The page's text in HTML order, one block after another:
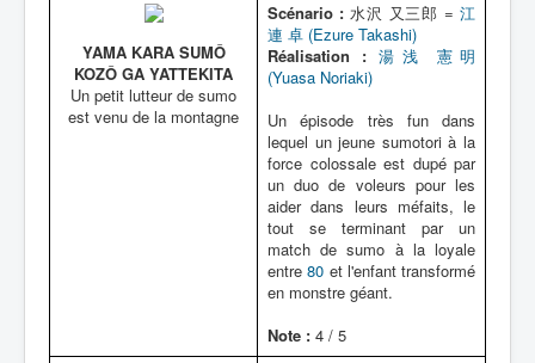
YAMA KARA SUMÔ
KOZÔ GA YATTEKITA
Un petit lutteur de sumo
est venu de la montagne
Scénario :水沢 又三郎 =江
連 卓 (Ezure Takashi)
Réalisation : 湯浅 憲明
(Yuasa Noriaki)
Un épisode très fun dans
lequel un jeune sumotori à la
force colossale est dupé par
un duo de voleurs pour les
aider dans leurs méfaits, le
tout se terminant par un
match de sumo à la loyale
entre80 et l'enfant transformé
en monstre géant.
Note : 4 / 5